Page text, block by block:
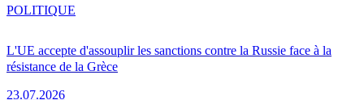
L'UE accepte d'assouplir les sanctions contre la Russie face à la
résistance de la Grèce
23.07.2026
POLITIQUE